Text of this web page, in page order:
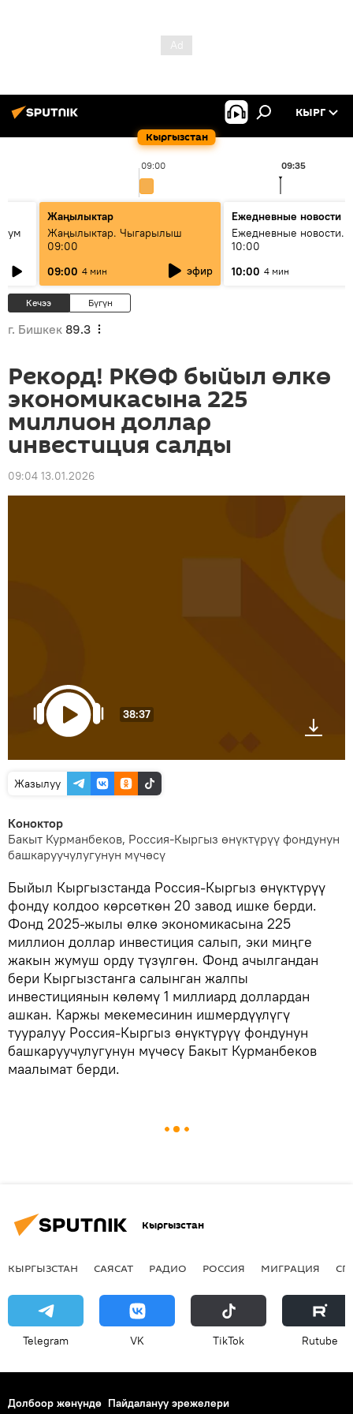
Кыргызстан
КЫРГ
09:00 09:35
Жаңылыктар
Жаңылыктар. Чыгарылыш
09:00
09:00 4 мин эфир
Ежедневные новости
Ежедневные новости.
10:00
10:00 4 мин
Кечээ Бүгүн
г. Бишкек 89.3
Рекорд! РКӨФ быйыл өлкө
экономикасына 225
миллион доллар
инвестиция салды
09:04 13.01.2026
38:37
Жазылуу
Коноктор
Бакыт Курманбеков, Россия-Кыргыз өнүктүрүү фондунун
башкаруучулугунун мүчөсү
Быйыл Кыргызстанда Россия-Кыргыз өнүктүрүү
фонду колдоо көрсөткөн 20 завод ишке берди.
Фонд 2025-жылы өлкө экономикасына 225
миллион доллар инвестиция салып, эки миңге
жакын жумуш орду түзүлгөн. Фонд ачылгандан
бери Кыргызстанга салынган жалпы
инвестициянын көлөмү 1 миллиард доллардан
ашкан. Каржы мекемесинин ишмердүүлүгү
тууралуу Россия-Кыргыз өнүктүрүү фондунун
башкаруучулугунун мүчөсү Бакыт Курманбеков
маалымат берди.
Кыргызстан
КЫРГЫЗСТАН САЯСАТ РАДИО РОССИЯ МИГРАЦИЯ
Telegram VK ТikТоk Rutube
Долбоор жөнүндө Пайдалануу эрежелери